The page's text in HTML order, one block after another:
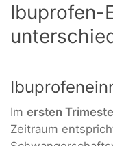
Ibuprofen-
Im ersten
Zeitraum